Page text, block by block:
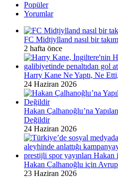
Popüler
Yorumlar
FC Midtjylland nasıl bir
2 hafta önce
Harry Kane Ne Yaptı, Ne Etti,
24 Haziran 2026
Hakan Çalhanoğlu’na
Değildir
24 Haziran 2026
Hakan Çalhanoğlu için
23 Haziran 2026